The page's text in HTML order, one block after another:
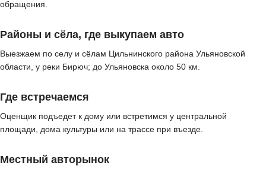
обращения.
Районы и сёла, где выкупаем авто
Выезжаем по селу и сёлам Цильнинского района Ульяновской
области, у реки Бирюч; до Ульяновска около 50 км.
Где встречаемся
Оценщик подъедет к дому или встретимся у центральной
площади, дома культуры или на трассе при въезде.
Местный авторынок